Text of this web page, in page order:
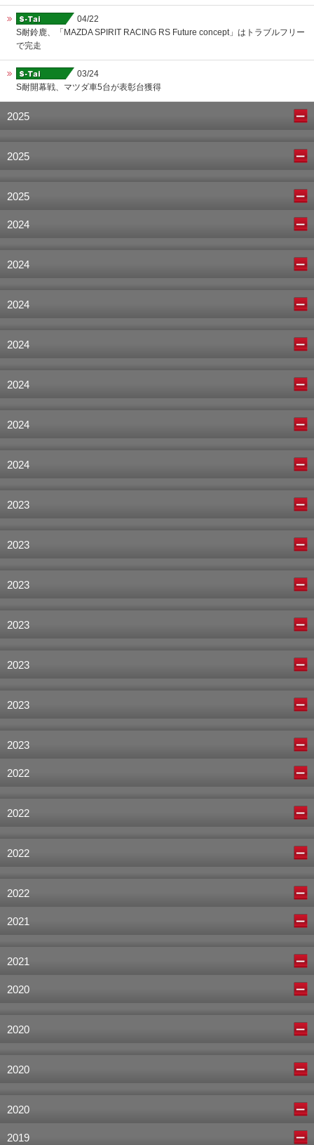
04/22
S耐鈴鹿、「MAZDA SPIRIT RACING RS Future concept」はトラブルフリー
で完走
03/24
S耐開幕戦、マツダ車5台が表彰台獲得
2025
2025
2025
2024
2024
2024
2024
2024
2024
2024
2023
2023
2023
2023
2023
2023
2023
2022
2022
2022
2022
2021
2021
2020
2020
2020
2020
2019